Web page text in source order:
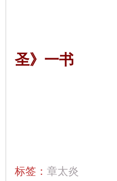
圣》一书
标签： 章太炎